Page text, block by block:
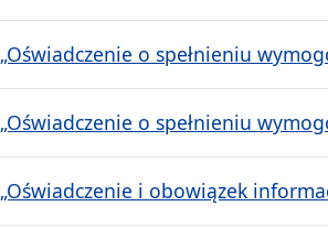
„Oświadczenie o spełnieniu
„Oświadczenie o spełnieniu
„Oświadczenie i obowiązek